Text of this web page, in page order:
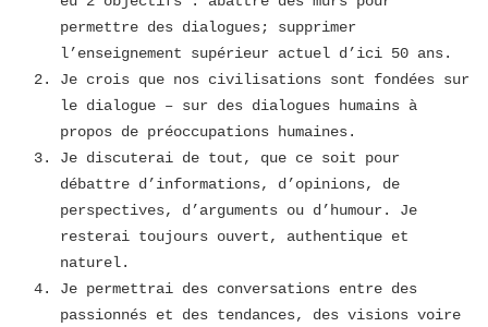
permettre des dialogues; supprimer
l’enseignement supérieur actuel d’ici 50 ans.
Je crois que nos civilisations sont fondées sur
le dialogue – sur des dialogues humains à
propos de préoccupations humaines.
Je discuterai de tout, que ce soit pour
débattre d’informations, d’opinions, de
perspectives, d’arguments ou d’humour. Je
resterai toujours ouvert, authentique et
naturel.
Je permettrai des conversations entre des
passionnés et des tendances, des visions voire